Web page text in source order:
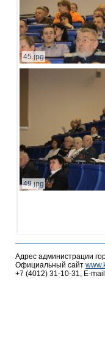
45.jpg
49.jpg
Адрес администрации
Официальный сайт
+7 (4012) 31-10-31, E-